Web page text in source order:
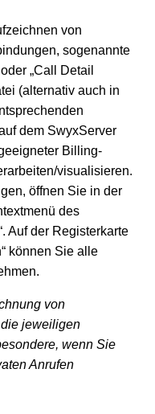
von
sogenannte
„Call Detail
(alternativ auch in
dem SwyxServer
Billing-
visualisieren.
öffnen Sie in der
des
Auf der Registerkarte
können Sie alle
von
jeweiligen
wenn Sie
Anrufen